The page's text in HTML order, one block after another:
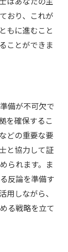
おり、これが
もに進むこと
ことができま
備が不可欠で
を確保するこ
どの重要な要
と協力して証
られます。ま
反論を準備す
用しながら、
る戦略を立て